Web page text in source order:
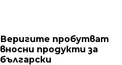
Веригите пробутват
вносни продукти за
български